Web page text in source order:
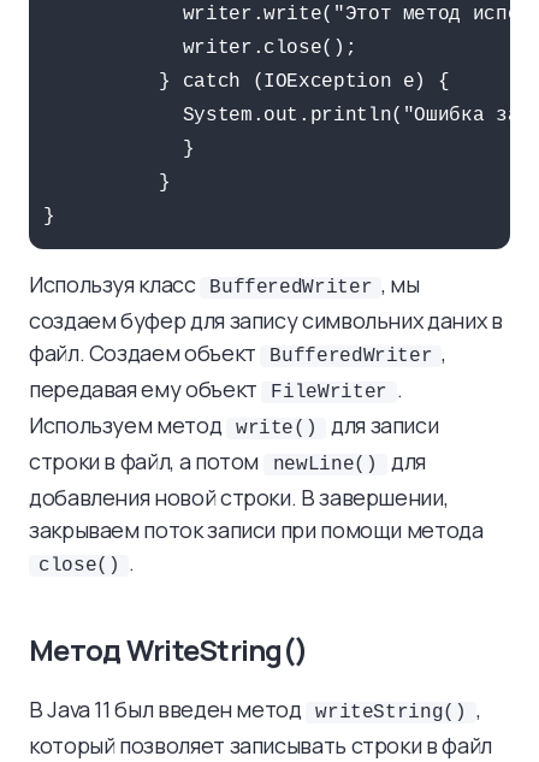
writer.write("Этот метод
            writer.close();
          } catch (IOException e) {
System.out.println("Ошибка
            }
          }
Используя класс BufferedWriter , мы
создаем буфер для запису символьних даних в
файл. Создаем объект
BufferedWriter ,
передавая ему объект
FileWriter .
Используем метод
write()
для записи
строки в файл, а потом
newLine()
для
добавления новой строки. В завершении,
закрываем поток записи при помощи метода
close() .
Метод WriteString()
В Java 11 был введен метод writeString()
,
который позволяет записывать строки в файл